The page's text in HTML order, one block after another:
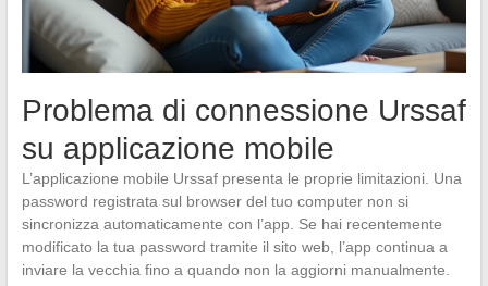
Problema di connessione Urssaf
su applicazione mobile
L’applicazione mobile Urssaf presenta le proprie limitazioni. Una
password registrata sul browser del tuo computer non si
sincronizza automaticamente con l’app. Se hai recentemente
modificato la tua password tramite il sito web, l’app continua a
inviare la vecchia fino a quando non la aggiorni manualmente.